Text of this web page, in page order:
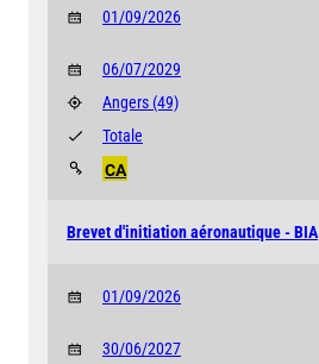
01/09/2026
06/07/2029
Angers (49)
CA
Totale
Brevet d'initiation aéronautique - BIA
01/09/2026
30/06/2027